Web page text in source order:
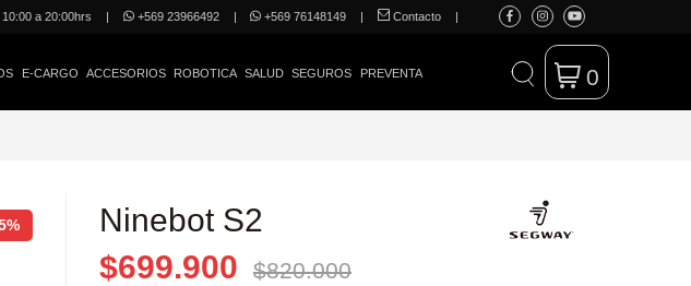
a 20:00hrs | +569 23966492 | +569 76148149 | Contacto |
E-CARGO ACCESORIOS ROBOTICA SALUD SEGUROS PREVENTA 0
Ninebot S2
$699.900
$820.000